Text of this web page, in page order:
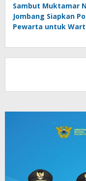
Sambut Muktamar
Jombang Siapkan
Pewarta untuk